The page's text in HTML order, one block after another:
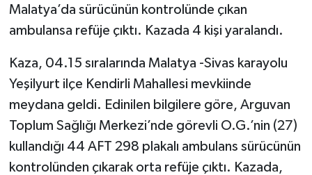
Malatya’da sürücünün kontrolünde çıkan
ambulansa refüje çıktı. Kazada 4 kişi yaralandı.
Kaza, 04.15 sıralarında Malatya -Sivas karayolu
Yeşilyurt ilçe Kendirli Mahallesi mevkiinde
meydana geldi. Edinilen bilgilere göre, Arguvan
Toplum Sağlığı Merkezi’nde görevli O.G.’nin (27)
kullandığı 44 AFT 298 plakalı ambulans sürücünün
kontrolünden çıkarak orta refüje çıktı. Kazada,